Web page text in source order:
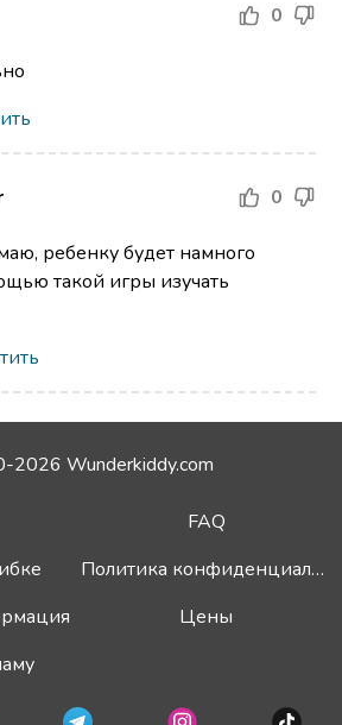
0
0
ребенку будет намного
такой игры изучать
Wunderkiddy.com
FAQ
Политика конфиденциальности
Цены